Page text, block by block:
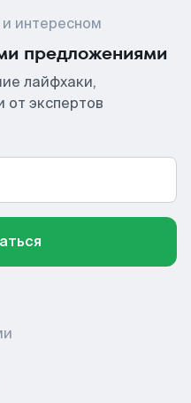
интересном
предложениями
лайфхаки,
экспертов